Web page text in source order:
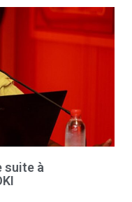
suite à